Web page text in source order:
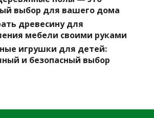
выбор для вашего дома
древесину для
мебели своими руками
игрушки для детей:
и безопасный выбор